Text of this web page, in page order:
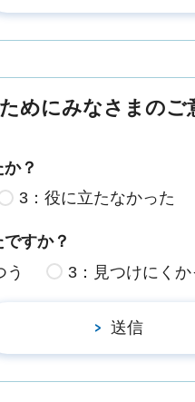
めにみなさまのご
？
3：役に立たなかった
すか？
う 3：見つけにくか